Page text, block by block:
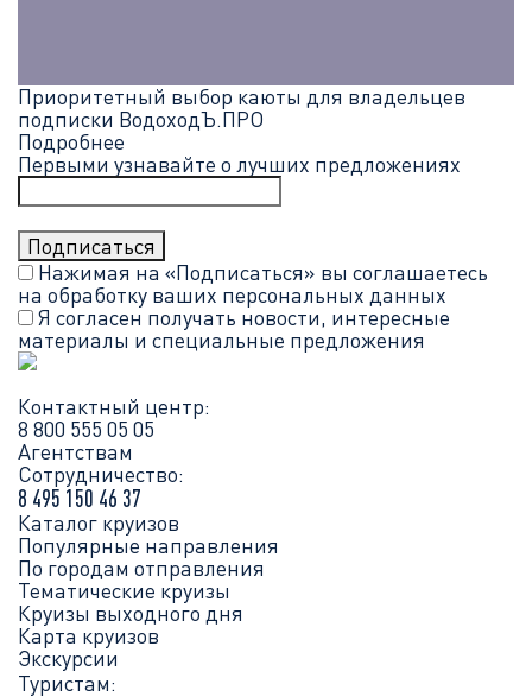
Приоритетный выбор каюты для владельцев
подписки ВодоходЪ.ПРО
Подробнее
Первыми узнавайте о лучших предложениях
Нажимая на «Подписаться» вы соглашаетесь
на обработку ваших персональных данных
Я согласен получать новости, интересные
материалы и специальные предложения
Контактный центр:
8 800 555 05 05
Агентствам
Сотрудничество:
8 495 150 46 37
Каталог круизов
Популярные направления
По городам отправления
Тематические круизы
Круизы выходного дня
Карта круизов
Экскурсии
Туристам: